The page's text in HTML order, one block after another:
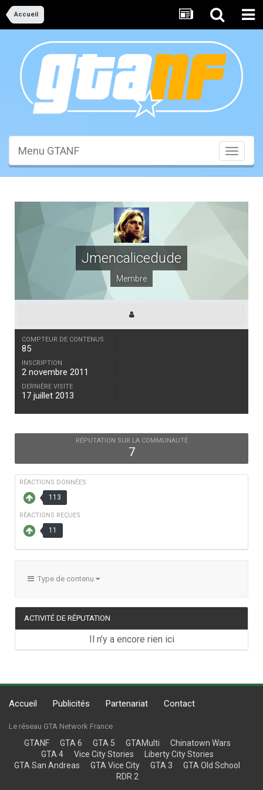
Accueil
Toggle
Menu GTANF
Jmencalicedude
Membre
COMPTEUR DE CONTENUS
85
INSCRIPTION
2 novembre 2011
DERNIÈRE VISITE
17 juillet 2013
RÉPUTATION SUR LA COMMUNAUTÉ
7
RÉACTIONS DONNÉES
113
RÉACTIONS REÇUES
11
Type de contenu
ACTIVITÉ DE RÉPUTATION
Il n’y a encore rien ici
Accueil Publicités Partenariat Contact
Le réseau GTA Network France
GTANF GTA 6 GTA 5 GTAMulti
Chinatown Wars
GTA 4
Vice City Stories
Liberty City Stories
GTA San Andreas
GTA Vice City GTA 3
GTA Old School
RDR 2